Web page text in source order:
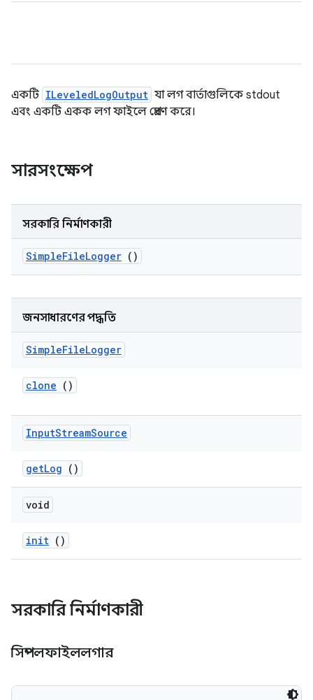
একটি ILeveledLogOutput যা লগ বার্তাগুলিকে stdout
এবং একটি একক লগ ফাইলে প্রেরণ করে।
সারসংক্ষেপ
সরকারি নির্মাণকারী
SimpleFileLogger ()
জনসাধারণের পদ্ধতি
SimpleFileLogger
clone ()
InputStreamSource
getLog ()
void
init ()
সরকারি নির্মাণকারী
সিম্পলফাইললগার